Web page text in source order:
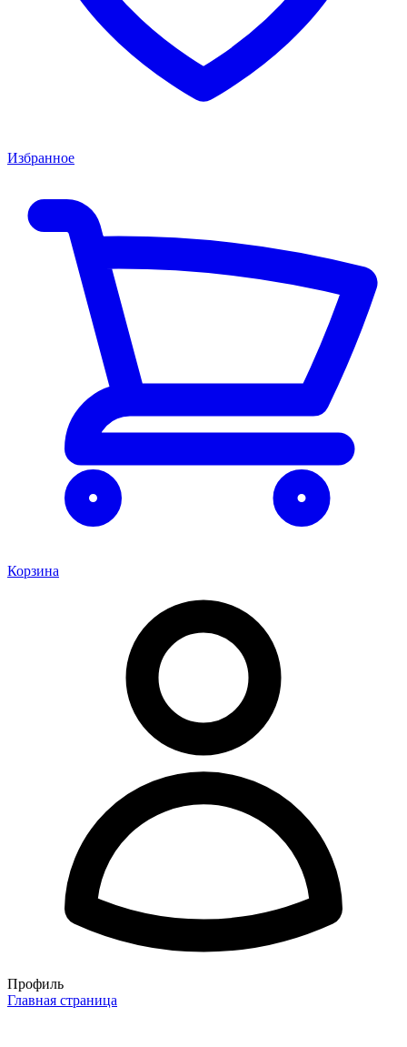
Избранное
Корзина
Профиль
Главная страница